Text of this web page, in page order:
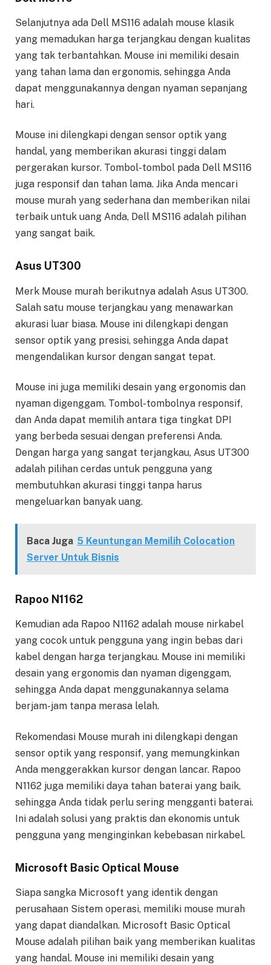
Selanjutnya ada Dell MS116 adalah mouse klasik
yang memadukan harga terjangkau dengan kualitas
yang tak terbantahkan. Mouse ini memiliki desain
yang tahan lama dan ergonomis, sehingga Anda
dapat menggunakannya dengan nyaman sepanjang
hari.
Mouse ini dilengkapi dengan sensor optik yang
handal, yang memberikan akurasi tinggi dalam
pergerakan kursor. Tombol-tombol pada Dell MS116
juga responsif dan tahan lama. Jika Anda mencari
mouse murah yang sederhana dan memberikan nilai
terbaik untuk uang Anda, Dell MS116 adalah pilihan
yang sangat baik.
Asus UT300
Merk Mouse murah berikutnya adalah Asus UT300.
Salah satu mouse terjangkau yang menawarkan
akurasi luar biasa. Mouse ini dilengkapi dengan
sensor optik yang presisi, sehingga Anda dapat
mengendalikan kursor dengan sangat tepat.
Mouse ini juga memiliki desain yang ergonomis dan
nyaman digenggam. Tombol-tombolnya responsif,
dan Anda dapat memilih antara tiga tingkat DPI
yang berbeda sesuai dengan preferensi Anda.
Dengan harga yang sangat terjangkau, Asus UT300
adalah pilihan cerdas untuk pengguna yang
membutuhkan akurasi tinggi tanpa harus
mengeluarkan banyak uang.
Baca Juga 5 Keuntungan Memilih Colocation
Server Untuk Bisnis
Rapoo N1162
Kemudian ada Rapoo N1162 adalah mouse nirkabel
yang cocok untuk pengguna yang ingin bebas dari
kabel dengan harga terjangkau. Mouse ini memiliki
desain yang ergonomis dan nyaman digenggam,
sehingga Anda dapat menggunakannya selama
berjam-jam tanpa merasa lelah.
Rekomendasi Mouse murah ini dilengkapi dengan
sensor optik yang responsif, yang memungkinkan
Anda menggerakkan kursor dengan lancar. Rapoo
N1162 juga memiliki daya tahan baterai yang baik,
sehingga Anda tidak perlu sering mengganti baterai.
Ini adalah solusi yang praktis dan ekonomis untuk
pengguna yang menginginkan kebebasan nirkabel.
Microsoft Basic Optical Mouse
Siapa sangka Microsoft yang identik dengan
perusahaan Sistem operasi, memiliki mouse murah
yang dapat diandalkan. Microsoft Basic Optical
Mouse adalah pilihan baik yang memberikan kualitas
yang handal. Mouse ini memiliki desain yang